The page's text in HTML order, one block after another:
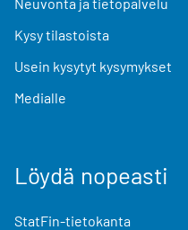
Kysy tilastoista
Usein kysytyt kysymykset
Medialle
Löydä nopeasti
StatFin-tietokanta